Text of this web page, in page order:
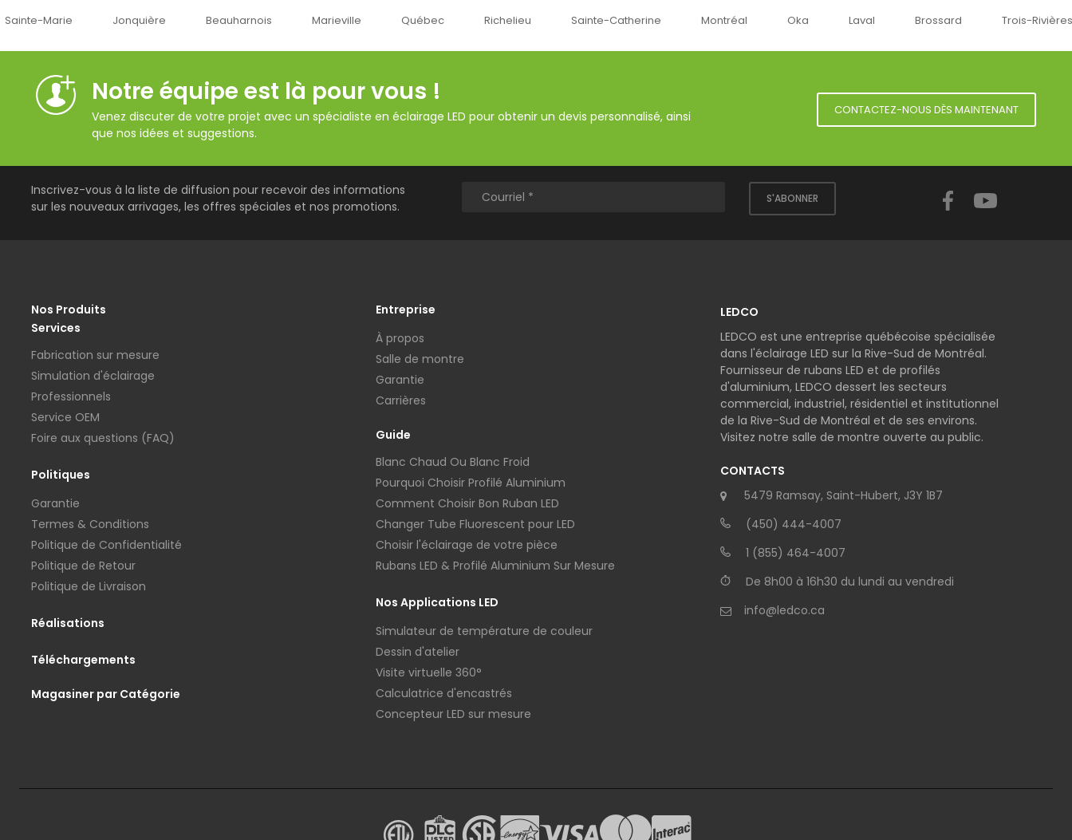
Marie Jonquière Beauharnois Marieville Québec Richelieu Sainte-Catherine Montréal Oka Laval Brossard Trois-Rivières
Notre équipe est là pour vous !
Venez discuter de votre projet avec un spécialiste en éclairage LED pour obtenir un devis personnalisé, ainsi
que nos idées et suggestions.
CONTACTEZ-NOUS DÈS MAINTENANT
Inscrivez-vous à la liste de diffusion pour recevoir des informations
sur les nouveaux arrivages, les offres spéciales et nos promotions.
S'ABONNER
Facebook
Nos Produits
Services
Fabrication sur mesure
Simulation d'éclairage
Professionnels
Service OEM
Foire aux questions (FAQ)
Politiques
Garantie
Termes & Conditions
Politique de Confidentialité
Politique de Retour
Politique de Livraison
Réalisations
Téléchargements
Magasiner par Catégorie
Entreprise
À propos
Salle de montre
Garantie
Carrières
Guide
Blanc Chaud Ou Blanc Froid
Pourquoi Choisir Profilé Aluminium
Comment Choisir Bon Ruban LED
Changer Tube Fluorescent pour LED
Choisir l'éclairage de votre pièce
Rubans LED & Profilé Aluminium Sur Mesure
Nos Applications LED
Simulateur de température de couleur
Dessin d'atelier
Visite virtuelle 360°
Calculatrice d'encastrés
Concepteur LED sur mesure
LEDCO
LEDCO est une entreprise québécoise spécialisée
dans l'éclairage LED sur la Rive-Sud de Montréal.
Fournisseur de rubans LED et de profilés
d'aluminium, LEDCO dessert les secteurs
commercial, industriel, résidentiel et institutionnel
de la Rive-Sud de Montréal et de ses environs.
Visitez notre salle de montre ouverte au public.
CONTACTS
5479 Ramsay, Saint-Hubert, J3Y 1B7
(450) 444-4007
1 (855) 464-4007
De 8h00 à 16h30 du lundi au vendredi
info@ledco.ca